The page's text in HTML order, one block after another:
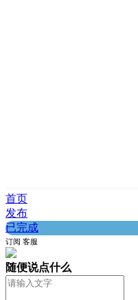
首页
发布
已完成
订阅 客服
随便说点什么